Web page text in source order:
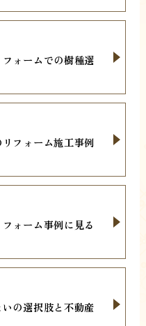
ォームでの樹種選
フォーム施工事例
ォーム事例に見る
の選択肢と不動産